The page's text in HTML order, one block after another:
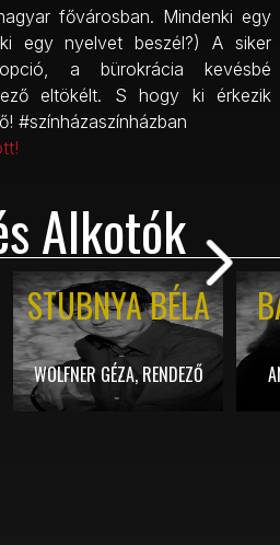
fővárosban. Mindenki egy
egy nyelvet beszél?) A siker
a bürokrácia kevésbé
eltökélt. S hogy ki érkezik
#színházaszínházban
Alkotók
STUBNYA BÉLA
WOLFNER GÉZA, RENDEZŐ